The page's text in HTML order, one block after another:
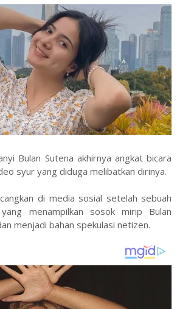
Bulan Sutena akhirnya angkat bicara
syur yang diduga melibatkan dirinya.
di media sosial setelah sebuah
menampilkan sosok mirip Bulan
menjadi bahan spekulasi netizen.